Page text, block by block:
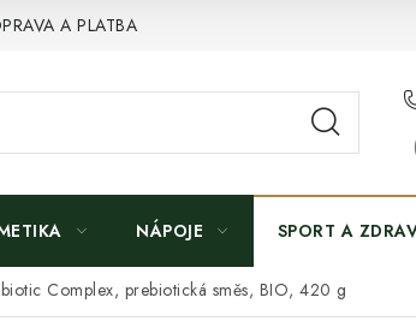
A PLATBA
NÁPOJE SPORT A
Complex, prebiotická směs, BIO, 420 g